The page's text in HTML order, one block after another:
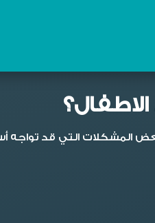
المشكلات التي قد تواجه